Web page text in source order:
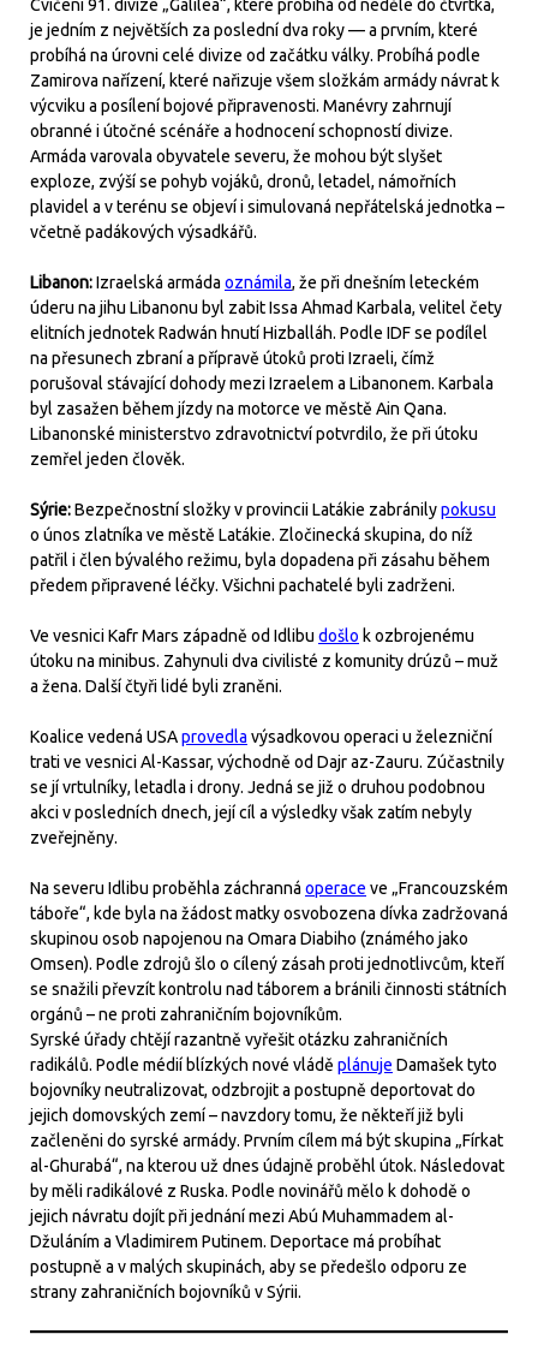
Cvičení 91. divize „Galilea“, které probíhá od neděle do čtvrtka,
je jedním z největších za poslední dva roky — a prvním, které
probíhá na úrovni celé divize od začátku války. Probíhá podle
Zamirova nařízení, které nařizuje všem složkám armády návrat k
výcviku a posílení bojové připravenosti. Manévry zahrnují
obranné i útočné scénáře a hodnocení schopností divize.
Armáda varovala obyvatele severu, že mohou být slyšet
exploze, zvýší se pohyb vojáků, dronů, letadel, námořních
plavidel a v terénu se objeví i simulovaná nepřátelská jednotka –
včetně padákových výsadkářů.
Libanon:Izraelská armáda oznámila, že při dnešním leteckém
úderu na jihu Libanonu byl zabit Issa Ahmad Karbala, velitel čety
elitních jednotek Radwán hnutí Hizballáh. Podle IDF se podílel
na přesunech zbraní a přípravě útoků proti Izraeli, čímž
porušoval stávající dohody mezi Izraelem a Libanonem. Karbala
byl zasažen během jízdy na motorce ve městě Ain Qana.
Libanonské ministerstvo zdravotnictví potvrdilo, že při útoku
zemřel jeden člověk.
Sýrie:Bezpečnostní složky v provincii Latákie zabránilypokusu
o únos zlatníka ve městě Latákie. Zločinecká skupina, do níž
patřil i člen bývalého režimu, byla dopadena při zásahu během
předem připravené léčky. Všichni pachatelé byli zadrženi.
Ve vesnici Kafr Mars západně od Idlibu došlo k ozbrojenému
útoku na minibus. Zahynuli dva civilisté z komunity drúzů – muž
a žena. Další čtyři lidé byli zraněni.
Koalice vedená USAprovedla výsadkovou operaci u železniční
trati ve vesnici Al-Kassar, východně od Dajr az-Zauru. Zúčastnily
se jí vrtulníky, letadla i drony. Jedná se již o druhou podobnou
akci v posledních dnech, její cíl a výsledky však zatím nebyly
zveřejněny.
Na severu Idlibu proběhla záchranná operace ve „Francouzském
táboře“, kde byla na žádost matky osvobozena dívka zadržovaná
skupinou osob napojenou na Omara Diabiho (známého jako
Omsen). Podle zdrojů šlo o cílený zásah proti jednotlivcům, kteří
se snažili převzít kontrolu nad táborem a bránili činnosti státních
orgánů – ne proti zahraničním bojovníkům.
Syrské úřady chtějí razantně vyřešit otázku zahraničních
radikálů. Podle médií blízkých nové vládě plánuje Damašek tyto
bojovníky neutralizovat, odzbrojit a postupně deportovat do
jejich domovských zemí – navzdory tomu, že někteří již byli
začleněni do syrské armády. Prvním cílem má být skupina „Fírkat
al-Ghurabá“, na kterou už dnes údajně proběhl útok. Následovat
by měli radikálové z Ruska. Podle novinářů mělo k dohodě o
jejich návratu dojít při jednání mezi Abú Muhammadem al-
Džuláním a Vladimirem Putinem. Deportace má probíhat
postupně a v malých skupinách, aby se předešlo odporu ze
strany zahraničních bojovníků v Sýrii.